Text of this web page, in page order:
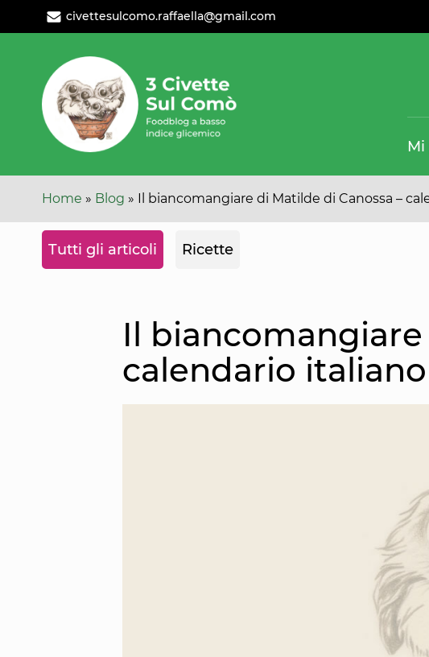
categoria
civettesulcomo.raffaella@gmail.com
Home » Blog » Il biancomangiare di Matilde di Canossa –
Tutti gli articoli Ricette
Il
calendario